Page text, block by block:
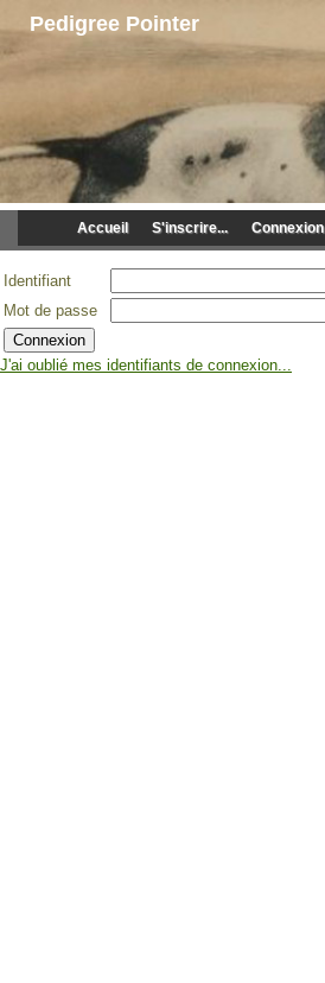
Pedigree Pointer
Accueil S'inscrire... Connexion
Identifiant
Mot de passe
J'ai oublié mes identifiants de connexion...